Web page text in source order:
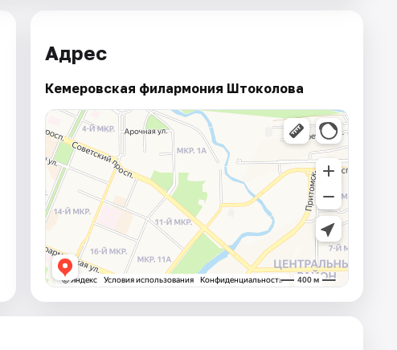
Адрес
Кемеровская филармония Штоколова